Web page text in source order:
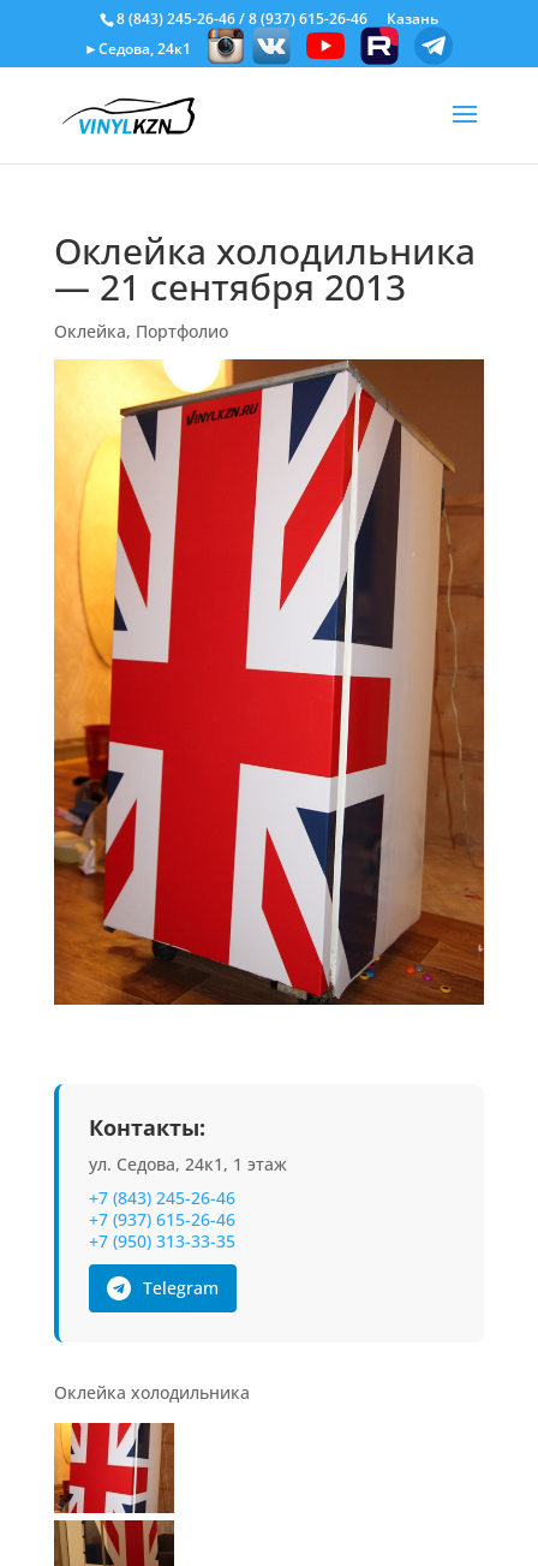
8 (843) 245-26-46/8 (937) 615-26-46
Казань
►Седова, 24к1
Оклейка холодильника
— 21 сентября 2013
Оклейка, Портфолио
Контакты:
ул. Седова, 24к1, 1 этаж
+7 (843) 245-26-46
+7 (937) 615-26-46
+7 (950) 313-33-35
Telegram
Оклейка холодильника